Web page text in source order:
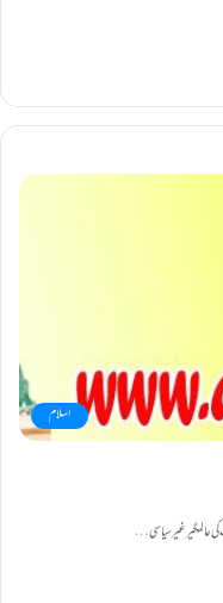
اسلام
کی عالمگیر غیر سیاسی…